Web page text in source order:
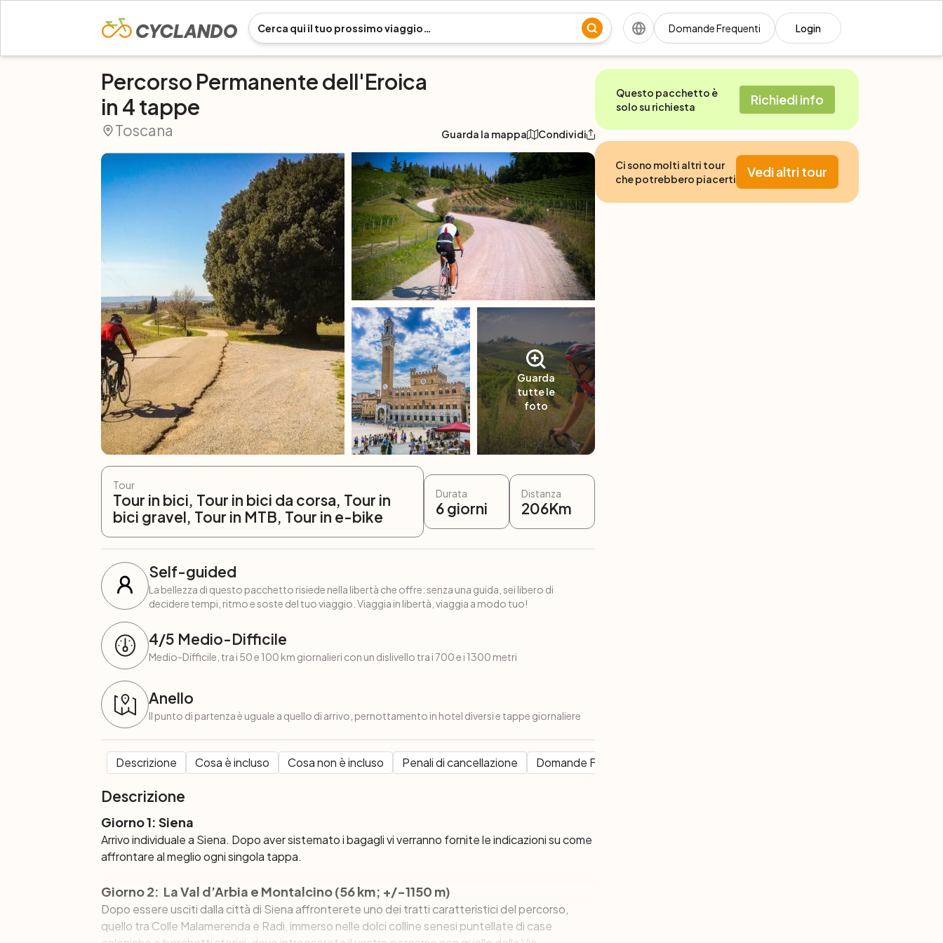
Domande Frequenti Login
Percorso Permanente dell'Eroica
in 4 tappe
Toscana Guarda la mappa Condividi
Guarda
tutte le
foto
Tour
Tour in bici, Tour in bici da corsa, Tour in
bici gravel, Tour in MTB, Tour in e-bike
Durata
6giorni
Distanza
206Km
Self-guided
La bellezza di questo pacchetto risiede nella libertà che offre: senza una guida, sei libero di
decidere tempi, ritmo e soste del tuo viaggio. Viaggia in libertà, viaggia a modo tuo!
4/5 Medio-Difficile
Medio-Difficile, tra i 50 e 100 km giornalieri con un dislivello tra i 700 e i 1300 metri
Anello
Il punto di partenza è uguale a quello di arrivo, pernottamento in hotel diversi e tappe giornaliere
Descrizione Cosa è incluso Cosa non è incluso Penali di cancellazione Domande Frequenti
Descrizione
Giorno 1: Siena
Arrivo individuale a Siena. Dopo aver sistemato i bagagli vi verranno fornite le indicazioni su come
affrontare al meglio ogni singola tappa.
Giorno 2: La Val d’Arbia e Montalcino (56 km; +/-1150 m)
Dopo essere usciti dalla città di Siena affronterete uno dei tratti caratteristici del percorso,
quello tra Colle Malamerenda e Radi, immerso nelle dolci colline senesi puntellate di case
Questo pacchetto è
solo su richiesta
Richiedi info
Ci sono molti altri tour
che potrebbero piacerti
Vedi altri tour